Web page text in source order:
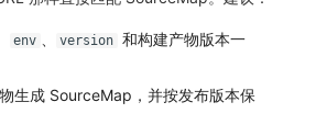
env version 和构建产物版本一
生成 SourceMap，并按发布版本保